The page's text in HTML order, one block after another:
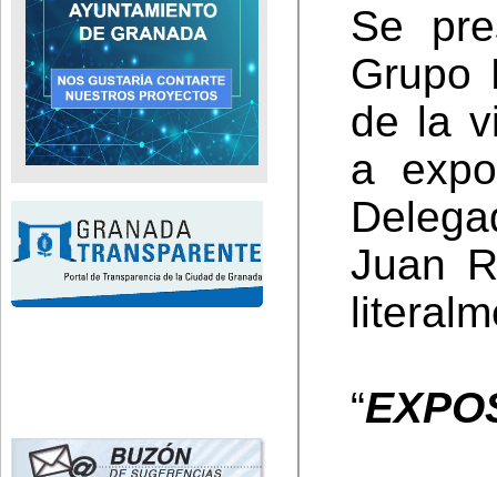
Se
Grupo
de la
a
Juan
“